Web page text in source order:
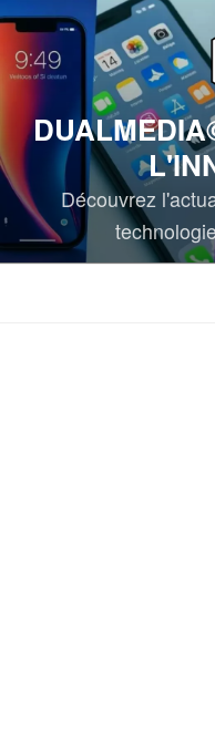
Aller
au
contenu
Découvrez